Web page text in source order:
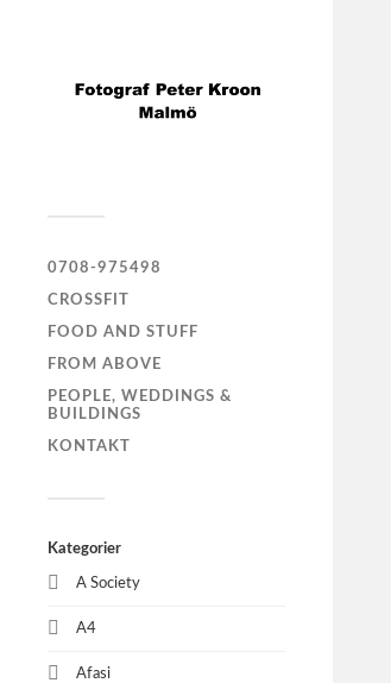
0708-975498
CROSSFIT
FOOD AND STUFF
FROM ABOVE
PEOPLE, WEDDINGS &
BUILDINGS
KONTAKT
Kategorier
A Society
A4
Afasi